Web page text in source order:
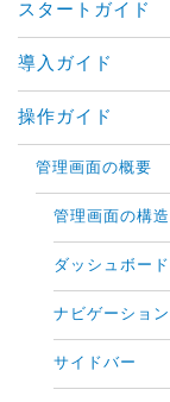
スタートガイド
導入ガイド
操作ガイド
管理画面の概要
管理画面の構造
ダッシュボード
ナビゲーション
サイドバー